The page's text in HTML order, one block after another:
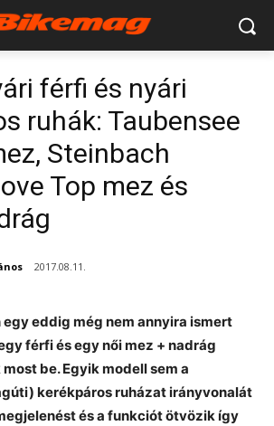
férfi és nyári
ruhák: Taubensee
Steinbach
Top mez és
2017.08.11.
eddig még nem annyira ismert
férfi és egy női mez + nadrág
be. Egyik modell sem a
kerékpáros ruházat irányvonalát
és a funkciót ötvözik így